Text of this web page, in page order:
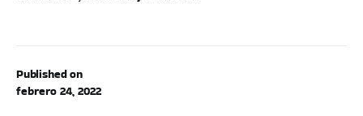
Published on
febrero 24, 2022